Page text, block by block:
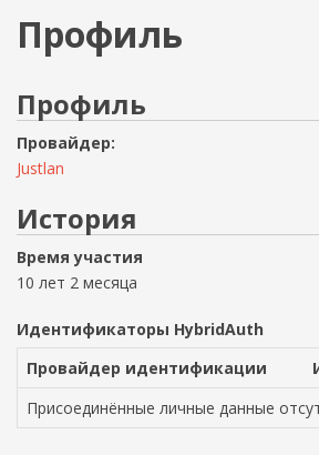
Профиль
Профиль
Провайдер:
Justlan
История
Время участия
10 лет 2 месяца
Идентификаторы HybridAuth
Провайдер идентификации
Присоединённые личные данные